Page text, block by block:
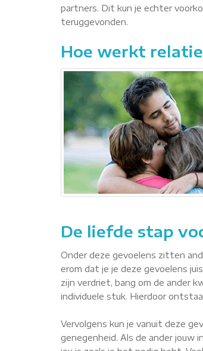
partners. Dit kun je echter
teruggevonden.
Hoe werkt
De liefde stap
Onder deze gevoelens zitten
erom dat je je deze gevoelens
zijn verdriet, bang om de ander
individuele stuk. Hierdoor
Vervolgens kun je vanuit deze
genegenheid. Als de ander jouw